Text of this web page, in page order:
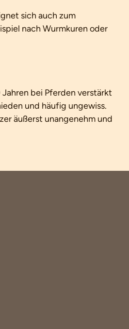
sich auch zum
nach Wurmkuren oder
bei Pferden verstärkt
und häufig ungewiss.
äußerst unangenehm und